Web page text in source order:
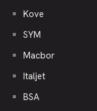
Kove
SYM
Macbor
Italjet
BSA